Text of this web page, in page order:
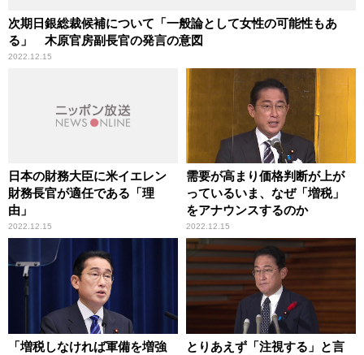
次期日銀総裁候補について「一般論として女性の可能性もあ
る」 木原官房副長官の発言の意図
2022.12.15
日本の財務大臣に米イエレン
財務長官が適任である「理
由」
2022.12.15
需要が高まり価格判断が上が
っているいま、なぜ「増税」
をアナウンスするのか
2022.12.15
「増税しなければ軍備を増強
とりあえず「注視する」と言